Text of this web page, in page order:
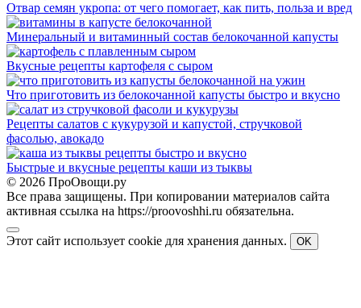
Отвар семян укропа: от чего помогает, как пить, польза и вред
Минеральный и витаминный состав белокочанной капусты
Вкусные рецепты картофеля с сыром
Что приготовить из белокочанной капусты быстро и вкусно
Рецепты салатов с кукурузой и капустой, стручковой
фасолью, авокадо
Быстрые и вкусные рецепты каши из тыквы
© 2026 ПроОвощи.ру
Все права защищены. При копировании материалов сайта
активная ссылка на https://proovoshhi.ru обязательна.
Этот сайт использует cookie для хранения данных. OK